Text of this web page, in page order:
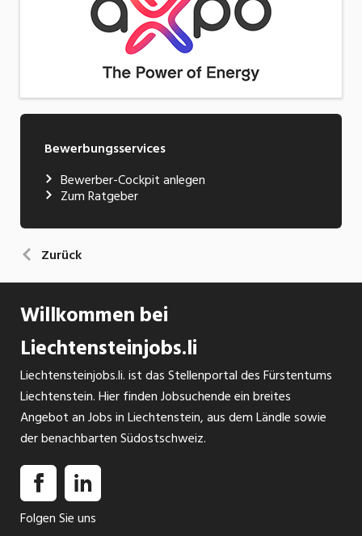
Bewerbungsservices
Bewerber-Cockpit anlegen
Zum Ratgeber
Zurück
Willkommen bei
Liechtensteinjobs.li
Liechtensteinjobs.li. ist das Stellenportal des Fürstentums
Liechtenstein. Hier finden Jobsuchende ein breites
Angebot an Jobs in Liechtenstein, aus dem Ländle sowie
der benachbarten Südostschweiz.
Folgen Sie uns